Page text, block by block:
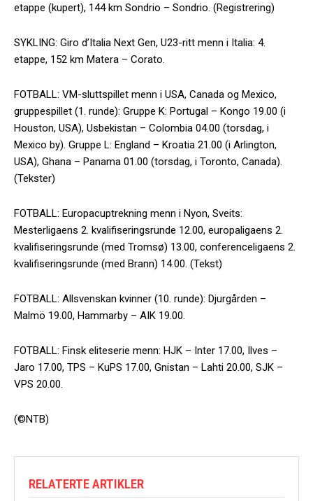
etappe (kupert), 144 km Sondrio – Sondrio. (Registrering)
SYKLING: Giro d’Italia Next Gen, U23-ritt menn i Italia: 4.
etappe, 152 km Matera – Corato.
FOTBALL: VM-sluttspillet menn i USA, Canada og Mexico,
gruppespillet (1. runde): Gruppe K: Portugal – Kongo 19.00 (i
Houston, USA), Usbekistan – Colombia 04.00 (torsdag, i
Mexico by). Gruppe L: England – Kroatia 21.00 (i Arlington,
USA), Ghana – Panama 01.00 (torsdag, i Toronto, Canada).
(Tekster)
FOTBALL: Europacuptrekning menn i Nyon, Sveits:
Mesterligaens 2. kvalifiseringsrunde 12.00, europaligaens 2.
kvalifiseringsrunde (med Tromsø) 13.00, conferenceligaens 2.
kvalifiseringsrunde (med Brann) 14.00. (Tekst)
FOTBALL: Allsvenskan kvinner (10. runde): Djurgården –
Malmö 19.00, Hammarby – AIK 19.00.
FOTBALL: Finsk eliteserie menn: HJK – Inter 17.00, Ilves –
Jaro 17.00, TPS – KuPS 17.00, Gnistan – Lahti 20.00, SJK –
VPS 20.00.
(©NTB)
RELATERTE ARTIKLER